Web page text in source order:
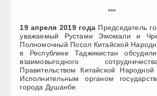
***
19 апреля 2019 года Председатель
уважаемый Рустами Эмомали и
Полномочный Посол Китайской
в Республике Таджикистан
взаимовыгодного
Правительством Китайской
Исполнительным органом
города Душанбе.